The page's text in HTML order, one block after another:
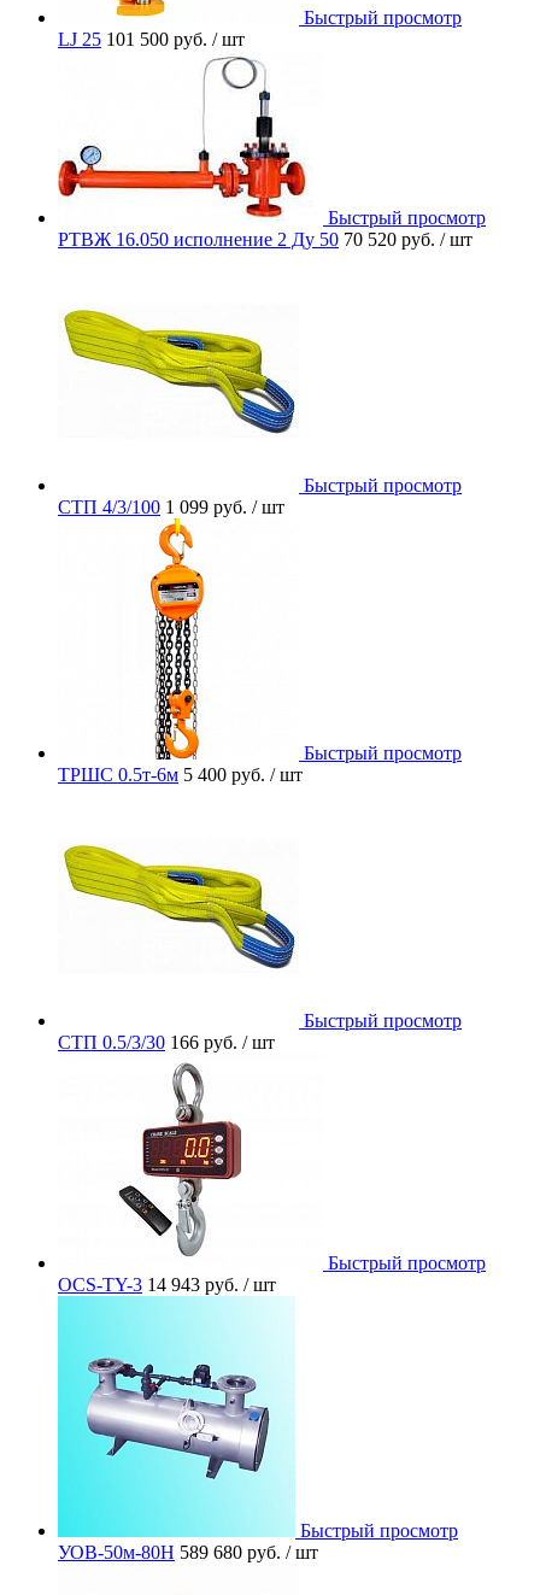
Быстрый просмотр
LJ 25 101 500 руб. / шт
Быстрый просмотр
РТВЖ 16.050 исполнение 2 Ду 50 70 520 руб. / шт
Быстрый просмотр
СТП 4/3/100 1 099 руб. / шт
Быстрый просмотр
ТРШС 0.5т-6м 5 400 руб. / шт
Быстрый просмотр
СТП 0.5/3/30 166 руб. / шт
Быстрый просмотр
OCS-TY-3 14 943 руб. / шт
Быстрый просмотр
УОВ-50м-80Н 589 680 руб. / шт